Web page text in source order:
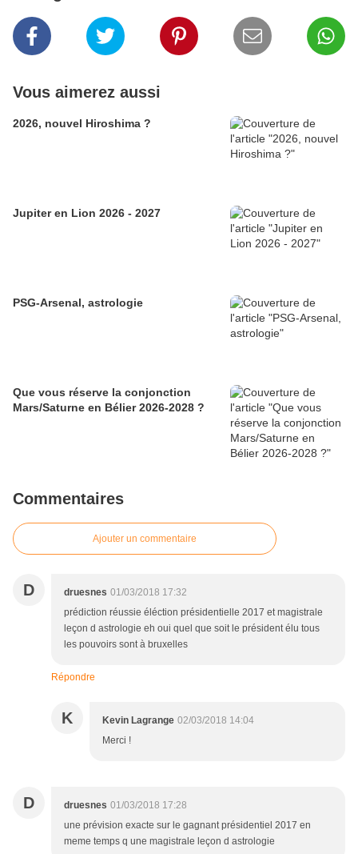
Vous aimerez aussi
2026, nouvel Hiroshima ?
Jupiter en Lion 2026 - 2027
PSG-Arsenal, astrologie
Que vous réserve la conjonction
Mars/Saturne en Bélier 2026-2028 ?
Commentaires
Ajouter un commentaire
D druesnes 01/03/2018 17:32
prédiction réussie éléction présidentielle 2017 et magistrale
leçon d astrologie eh oui quel que soit le président élu tous
les pouvoirs sont à bruxelles
Répondre
K Kevin Lagrange 02/03/2018 14:04
Merci !
D druesnes 01/03/2018 17:28
une prévision exacte sur le gagnant présidentiel 2017 en
meme temps q une magistrale leçon d astrologie